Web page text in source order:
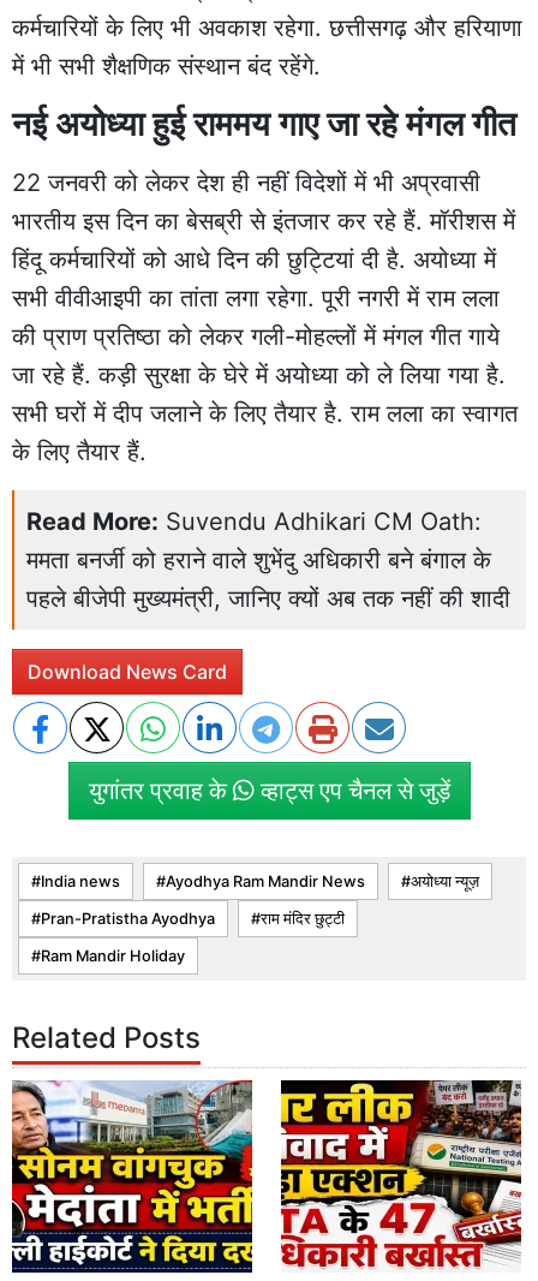
कर्मचारियों के लिए भी अवकाश रहेगा. छत्तीसगढ़ और हरियाणा
में भी सभी शैक्षणिक संस्थान बंद रहेंगे.
नई अयोध्या हुई राममय गाए जा रहे मंगल गीत
22 जनवरी को लेकर देश ही नहीं विदेशों में भी अप्रवासी
भारतीय इस दिन का बेसब्री से इंतजार कर रहे हैं. मॉरीशस में
हिंदू कर्मचारियों को आधे दिन की छुट्टियां दी है. अयोध्या में
सभी वीवीआइपी का तांता लगा रहेगा. पूरी नगरी में राम लला
की प्राण प्रतिष्ठा को लेकर गली-मोहल्लों में मंगल गीत गाये
जा रहे हैं. कड़ी सुरक्षा के घेरे में अयोध्या को ले लिया गया है.
सभी घरों में दीप जलाने के लिए तैयार है. राम लला का स्वागत
के लिए तैयार हैं.
Read More: Suvendu Adhikari CM Oath:
ममता बनर्जी को हराने वाले शुभेंदु अधिकारी बने बंगाल के
पहले बीजेपी मुख्यमंत्री, जानिए क्यों अब तक नहीं की शादी
Download News Card
युगांतर प्रवाह के व्हाट्स एप चैनल से जुड़ें
India news Ayodhya Ram Mandir News अयोध्या न्यूज़
Pran-Pratistha Ayodhya राम मंदिर छुट्टी
Ram Mandir Holiday
Related Posts